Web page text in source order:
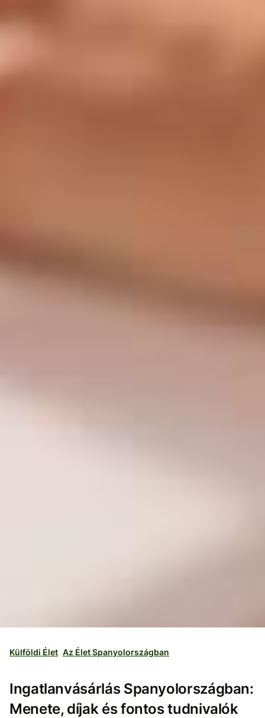
Külföldi Élet Az Élet Spanyolországban
Ingatlanvásárlás Spanyolországban:
Menete, díjak és fontos tudnivalók